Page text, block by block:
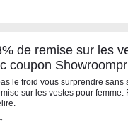
de remise sur les
coupon
le froid vous surprendre sans
sur les vestes pour femme.